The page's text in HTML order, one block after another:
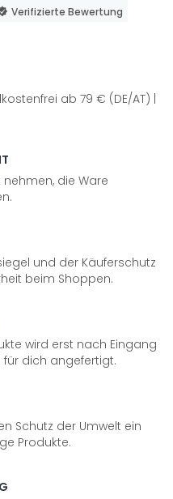
Verifizierte Bewertung
ab 79 € (DE/AT) |
nehmen, die Ware
und der Käuferschutz
beim Shoppen.
wird erst nach Eingang
für dich angefertigt.
Schutz der Umwelt ein
Produkte.